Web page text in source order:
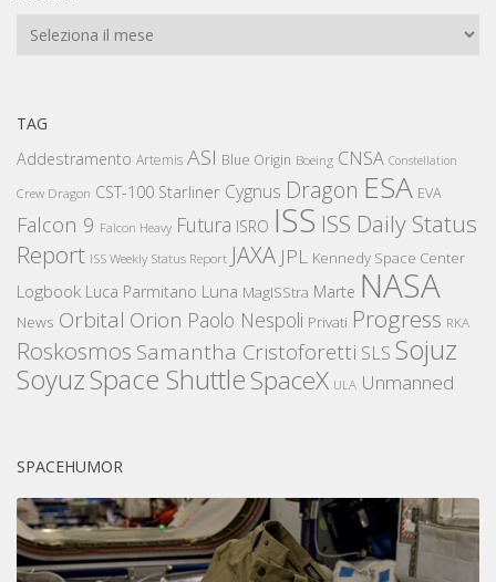
Archivi
TAG
Addestramento Artemis ASI Blue Origin Boeing CNSA Constellation
Crew Dragon CST-100 Starliner Cygnus Dragon ESA EVA
Falcon 9 Falcon Heavy Futura ISRO ISS ISS Daily Status
Report ISS Weekly Status Report JAXA JPL Kennedy Space Center
Logbook Luca Parmitano Luna MagISStra Marte NASA
News Orbital Orion Paolo Nespoli Privati Progress RKA
Roskosmos Samantha Cristoforetti SLS Sojuz
SoyuzSpace ShuttleSpaceX ULA Unmanned
SPACEHUMOR